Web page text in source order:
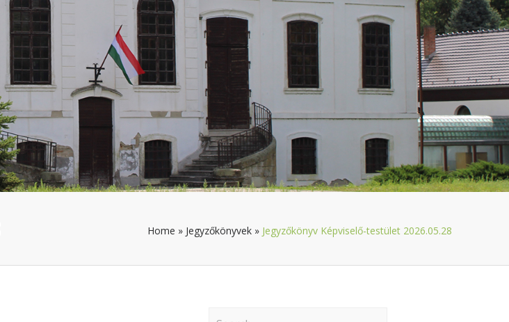
Home » Jegyzőkönyvek » Jegyzőkönyv Képviselő-testület 2026.05.28